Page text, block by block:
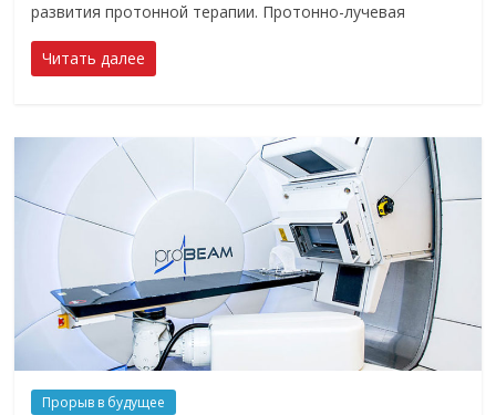
развития протонной терапии. Протонно-лучевая
Читать далее
Прорыв в будущее